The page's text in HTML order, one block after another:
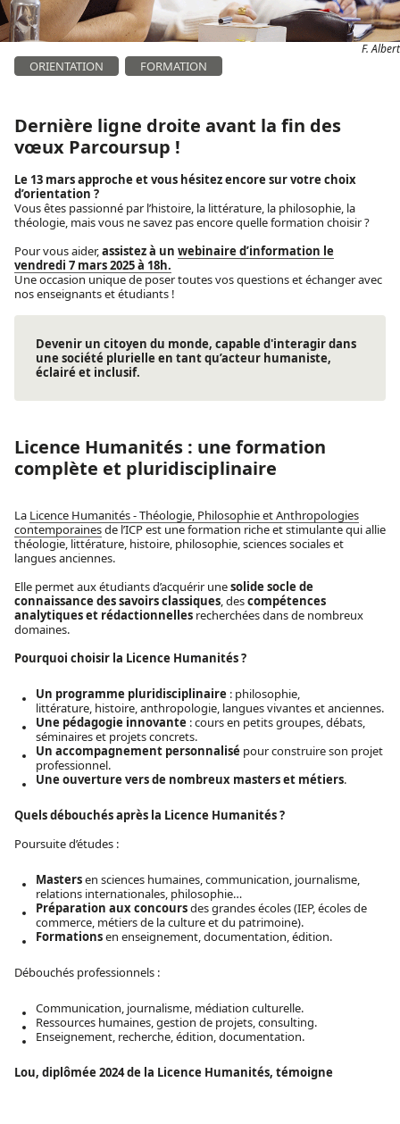
F. Albert
ORIENTATION FORMATION
Dernière ligne droite avant la fin des
vœux Parcoursup !
Le 13 mars approche et vous hésitez encore sur votre choix
d’orientation ?
Vous êtes passionné par l’histoire, la littérature, la philosophie, la
théologie, mais vous ne savez pas encore quelle formation choisir ?
Pour vous aider,assistez à un webinaire d’information le
vendredi 7 mars 2025 à 18h.
Une occasion unique de poser toutes vos questions et échanger avec
nos enseignants et étudiants !
Devenir un citoyen du monde, capable d'interagir dans
une société plurielle en tant qu’acteur humaniste,
éclairé et inclusif.
Licence Humanités : une formation
complète et pluridisciplinaire
La Licence Humanités - Théologie, Philosophie et Anthropologies
contemporainesde l’ICP est une formation riche et stimulante qui allie
théologie, littérature, histoire, philosophie, sciences sociales et
langues anciennes.
Elle permet aux étudiants d’acquérir unesolide socle de
connaissance des savoirs classiques, descompétences
analytiques et rédactionnelles recherchées dans de nombreux
domaines.
Pourquoi choisir la Licence Humanités ?
Un programme pluridisciplinaire : philosophie,
littérature, histoire, anthropologie, langues vivantes et anciennes.
Une pédagogie innovante : cours en petits groupes, débats,
séminaires et projets concrets.
Un accompagnement personnalisé pour construire son projet
professionnel.
Une ouverture vers de nombreux masters et métiers.
Quels débouchés après la Licence Humanités ?
Poursuite d’études :
Mastersen sciences humaines, communication, journalisme,
relations internationales, philosophie…
Préparation aux concoursdes grandes écoles (IEP, écoles de
commerce, métiers de la culture et du patrimoine).
Formationsen enseignement, documentation, édition.
Débouchés professionnels :
Communication, journalisme, médiation culturelle.
Ressources humaines, gestion de projets, consulting.
Enseignement, recherche, édition, documentation.
Lou, diplômée 2024 de la Licence Humanités, témoigne